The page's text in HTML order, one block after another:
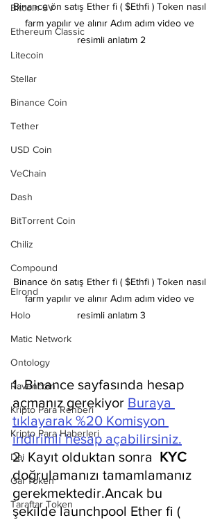
Bitcoin SV
Ethereum Classic
Litecoin
Stellar
Binance Coin
Tether
USD Coin
VeChain
Dash
BitTorrent Coin
Chiliz
Compound
Elrond
Holo
Matic Network
Ontology
Ravencoin
Kripto Para Rehberi
Kripto Para Haberleri
Dai
Gal Token
Taraftar Token
Binance ön satış Ether fi ( $Ethfi ) Token nasıl
farm yapılır ve alınır Adım adım video ve
resimli anlatım 2
Binance ön satış Ether fi ( $Ethfi ) Token nasıl
farm yapılır ve alınır Adım adım video ve
resimli anlatım 3
1. Binance sayfasında hesap
açmanız gerekiyor Buraya
tıklayarak %20 Komisyon
indirimli hesap açabilirsiniz.
2. Kayıt olduktan sonra KYC
doğrulamanızı tamamlamanız
gerekmektedir.Ancak bu
şekilde launchpool Ether fi (